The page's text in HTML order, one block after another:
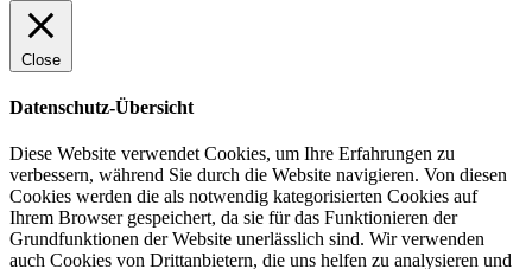
Close
Datenschutz-Übersicht
Diese Website verwendet Cookies, um Ihre Erfahrungen zu
verbessern, während Sie durch die Website navigieren. Von diesen
Cookies werden die als notwendig kategorisierten Cookies auf
Ihrem Browser gespeichert, da sie für das Funktionieren der
Grundfunktionen der Website unerlässlich sind. Wir verwenden
auch Cookies von Drittanbietern, die uns helfen zu analysieren und